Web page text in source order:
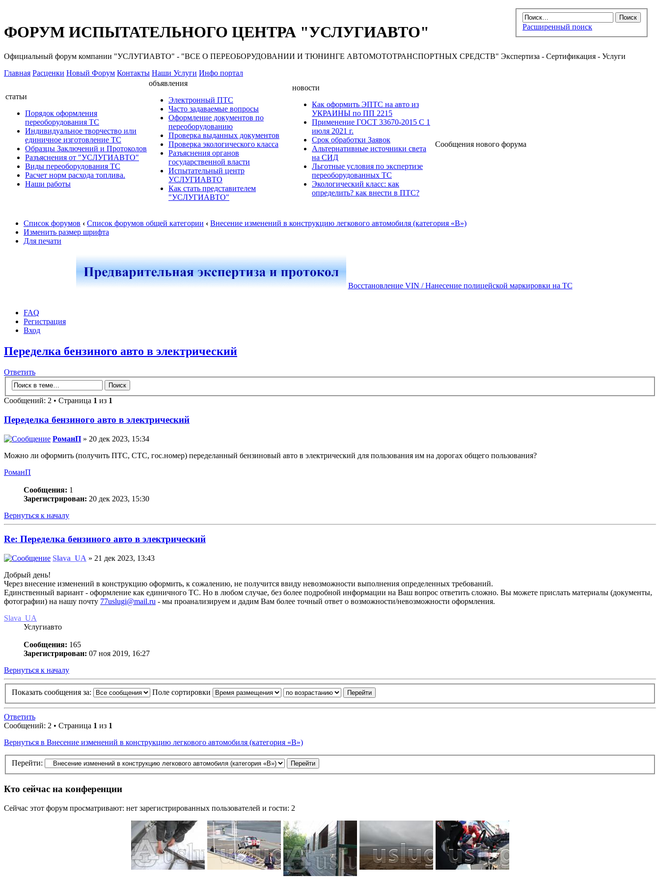
Расширенный поиск
ФОРУМ ИСПЫТАТЕЛЬНОГО ЦЕНТРА "УСЛУГИАВТО"
Официальный форум компании "УСЛУГИАВТО" - "ВСЕ О ПЕРЕОБОРУДОВАНИИ И ТЮНИНГЕ АВТОМОТОТРАНСПОРТНЫХ СРЕДСТВ" Экспертиза - Сертификация - Услуги
Главная Расценки Новый Форум Контакты Наши Услуги Инфо портал
статьи
Порядок оформления
переоборудования ТС
Индивидуальное творчество или
единичное изготовление ТС
Образцы Заключений и Протоколов
Разъяснения от "УСЛУГИАВТО"
Виды переоборудования ТС
Расчет норм расхода топлива.
Наши работы
объявления
Электронный ПТС
Часто задаваемые вопросы
Оформление документов по
переоборудованию
Проверка выданных документов
Проверка экологического класса
Разъяснения органов
государственной власти
Испытательный центр
УСЛУГИАВТО
Как стать представителем
"УСЛУГИАВТО"
новости
Как оформить ЭПТС на авто из
УКРАИНЫ по ПП 2215
Применение ГОСТ 33670-2015 С 1
июля 2021 г.
Срок обработки Заявок
Альтернативные источники света
на СИД
Льготные условия по экспертизе
переоборудованных ТС
Экологический класс: как
определить? как внести в ПТС?
Сообщения нового форума
Список форумов ‹ Список форумов общей категории ‹ Внесение изменений в конструкцию легкового автомобиля (категория «В»)
Изменить размер шрифта
Для печати
Восстановление VIN / Нанесение полицейской маркировки на ТС
FAQ
Регистрация
Вход
Переделка бензиного авто в электрический
Ответить
Сообщений: 2 • Страница 1 из 1
Переделка бензиного авто в электрический
РоманП » 20 дек 2023, 15:34
Можно ли оформить (получить ПТС, СТС, гос.номер) переделанный бензиновый авто в электрический для пользования им на дорогах общего пользования?
РоманП
Сообщения: 1
Зарегистрирован: 20 дек 2023, 15:30
Вернуться к началу
Re: Переделка бензиного авто в электрический
Slava_UA » 21 дек 2023, 13:43
Добрый день!
Через внесение изменений в конструкцию оформить, к сожалению, не получится ввиду невозможности выполнения определенных требований.
Единственный вариант - оформление как единичного ТС. Но в любом случае, без более подробной информации на Ваш вопрос ответить сложно. Вы можете прислать материалы (документы,
фотографии) на нашу почту 77uslugi@mail.ru - мы проанализируем и дадим Вам более точный ответ о возможности/невозможности оформления.
Slava_UA
Услугиавто
Сообщения: 165
Зарегистрирован: 07 ноя 2019, 16:27
Вернуться к началу
Показать сообщения за: Поле сортировки
Ответить
Сообщений: 2 • Страница 1 из 1
Вернуться в Внесение изменений в конструкцию легкового автомобиля (категория «В»)
Перейти:
Кто сейчас на конференции
Сейчас этот форум просматривают: нет зарегистрированных пользователей и гости: 2